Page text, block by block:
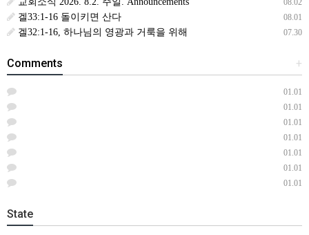
08.02
08.01
겔33:1-16 돌이키면 산다
07.30
겔32:1-16, 하나님의 영광과 거룩을 위해
+
Comments
01.01
01.01
01.01
01.01
01.01
01.01
01.01
State